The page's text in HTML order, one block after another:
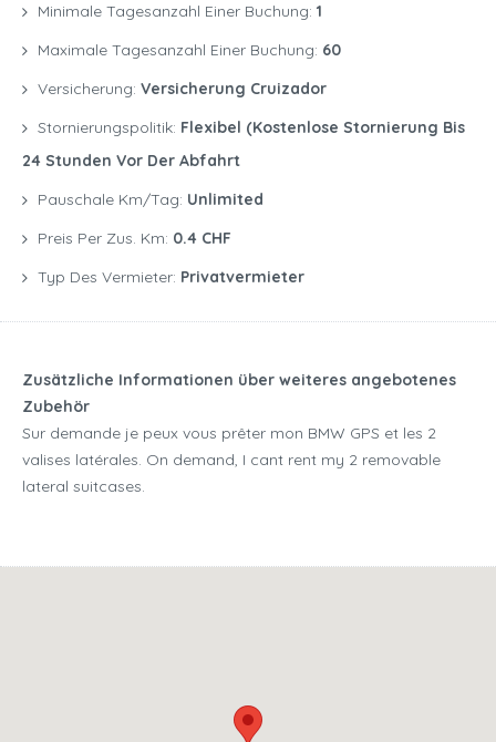
Minimale Tagesanzahl Einer Buchung: 1
Maximale Tagesanzahl Einer Buchung: 60
Versicherung: Versicherung Cruizador
Stornierungspolitik: Flexibel (kostenlose Stornierung Bis
24 Stunden Vor Der Abfahrt
Pauschale Km/Tag: Unlimited
Preis Per Zus. Km: 0.4 CHF
Typ Des Vermieter: Privatvermieter
Zusätzliche Informationen über weiteres angebotenes
Zubehör
Sur demande je peux vous prêter mon BMW GPS et les 2
valises latérales. On demand, I cant rent my 2 removable
lateral suitcases.